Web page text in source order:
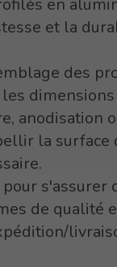
en
et la
des
anodisation
la surface
s'assurer
de qualité